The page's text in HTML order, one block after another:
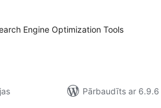
Engine Optimization Tools
Pārbaudīts ar 6.9.6